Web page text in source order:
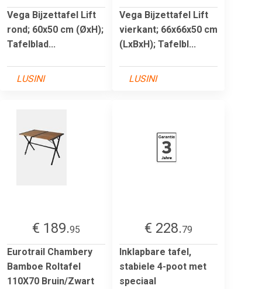
Vega Bijzettafel Lift
rond; 60x50 cm (ØxH);
Tafelblad...
LUSINI
Vega Bijzettafel Lift
vierkant; 66x66x50 cm
(LxBxH); Tafelbl...
LUSINI
€ 189.95
Eurotrail Chambery
Bamboe Roltafel
110X70 Bruin/Zwart
€ 228.79
Inklapbare tafel,
stabiele 4-poot met
speciaal